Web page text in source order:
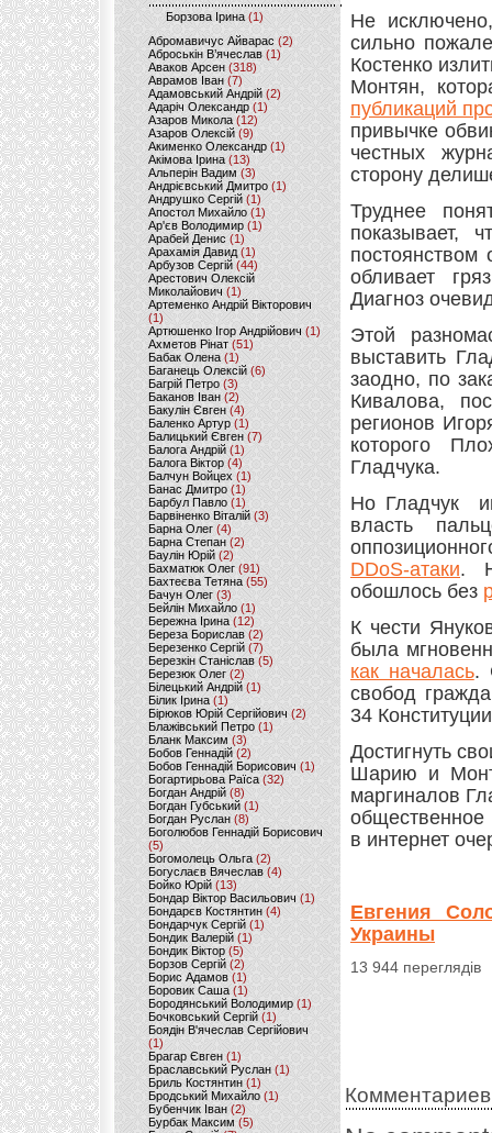
Борзова Ірина(1)
Абромавичус Айварас (2)
Аброськін В’ячеслав(1)
Аваков Арсен (318)
Аврамов Іван (7)
Адамовський Андрій(2)
Адаріч Олександр (1)
Азаров Микола (12)
Азаров Олексій (9)
Акименко Олександр(1)
Акімова Ірина(13)
Альперін Вадим (3)
Андрієвський Дмитро(1)
Андрушко Сергій(1)
Апостол Михайло(1)
Ар'єв Володимир (1)
Арабей Денис(1)
Арахамія Давид (1)
Арбузов Сергій (44)
Арестович Олексій
Миколайович(1)
Артеменко Андрій Вікторович
(1)
Артюшенко Ігор Андрійович(1)
Ахметов Рінат(51)
Бабак Олена(1)
Баганець Олексій(6)
Багрій Петро (3)
Баканов Іван(2)
Бакулін Євген (4)
Баленко Артур(1)
Балицький Євген(7)
Балога Андрій (1)
Балога Віктор (4)
Балчун Войцех (1)
Банас Дмитро (1)
Барбул Павло(1)
Барвіненко Віталій(3)
Барна Олег (4)
Барна Степан (2)
Баулін Юрій (2)
Бахматюк Олег (91)
Бахтеєва Тетяна(55)
Бачун Олег (3)
Бейлін Михайло (1)
Бережна Ірина(12)
Береза Борислав(2)
Березенко Сергій (7)
Березкін Станіслав (5)
Березюк Олег(2)
Білецький Андрій (1)
Білик Ірина (1)
Бірюков Юрій Сергійович (2)
Блажівський Петро (1)
Бланк Максим(3)
Бобов Геннадій (2)
Бобов Геннадій Борисович (1)
Богартирьова Раїса (32)
Богдан Андрій(8)
Богдан Губський (1)
Богдан Руслан(8)
Боголюбов Геннадій Борисович
(5)
Богомолець Ольга (2)
Богуслаєв Вячеслав (4)
Бойко Юрій (13)
Бондар Віктор Васильович (1)
Бондарєв Костянтин (4)
Бондарчук Сергій(1)
Бондик Валерій (1)
Бондик Віктор(5)
Борзов Сергiй (2)
Борис Адамов(1)
Боровик Саша (1)
Бородянський Володимир (1)
Бочковський Сергій (1)
Боядін В'ячеслав Сергійович
(1)
Брагар Євген (1)
Браславський Руслан (1)
Бриль Костянтин (1)
Бродський Михайло (1)
Бубенчик Іван(2)
Бурбак Максим (5)
Не
сильно
Костенко
Монтян,
публикаций
привычке
честных
сторону
Труднее
показывает,
обливает
Диагноз
Этой
выставить
заодно, по
Кивалова,
регионов
которого
Гладчука.
Но Гладчук
власть
DDoS-атаки.
обошлось без
К чести
была
как началась.
свобод
34
Достигнуть
Шарию и
маргиналов
общественное
в интернет
Евгения
Украины
13 944 переглядів